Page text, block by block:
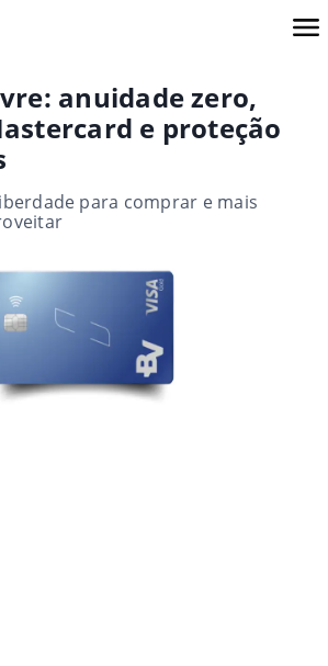
anuidade zero,
e proteção
para comprar e mais